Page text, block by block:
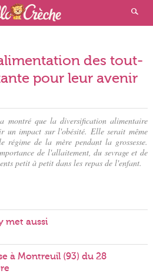
petits est importante pour leur avenir
des tout-
pour leur avenir
montré que la diversification alimentaire
un impact sur l'obésité. Elle serait même
de la mère pendant la grossesse.
de l'allaitement, du sevrage et de
petit à petit dans les repas de l'enfant.
met aussi
à Montreuil (93) du 28